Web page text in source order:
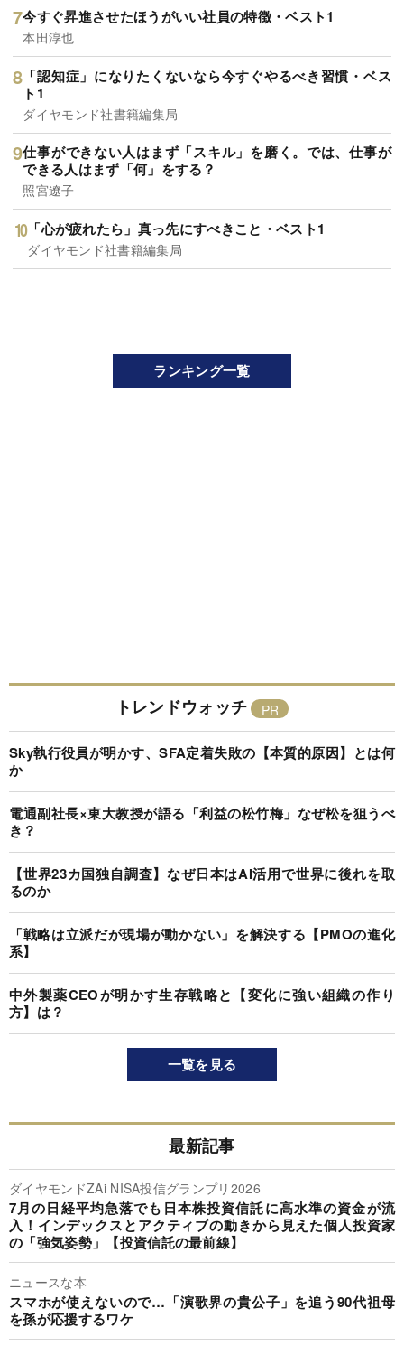
今すぐ昇進させたほうがいい社員の特徴・ベスト1
本田淳也
「認知症」になりたくないなら今すぐやるべき習慣・ベス
ト1
ダイヤモンド社書籍編集局
仕事ができない人はまず「スキル」を磨く。では、仕事が
できる人はまず「何」をする？
照宮遼子
「心が疲れたら」真っ先にすべきこと・ベスト1
ダイヤモンド社書籍編集局
ランキング一覧
トレンドウォッチ
Sky執行役員が明かす、SFA定着失敗の【本質的原因】とは何
か
電通副社長×東大教授が語る「利益の松竹梅」なぜ松を狙うべ
き？
【世界23カ国独自調査】なぜ日本はAI活用で世界に後れを取
るのか
「戦略は立派だが現場が動かない」を解決する【PMOの進化
系】
中外製薬CEOが明かす生存戦略と【変化に強い組織の作り
方】は？
一覧を見る
最新記事
ダイヤモンドZAi NISA投信グランプリ2026
7月の日経平均急落でも日本株投資信託に高水準の資金が流
入！インデックスとアクティブの動きから見えた個人投資家
の「強気姿勢」【投資信託の最前線】
ニュースな本
スマホが使えないので…「演歌界の貴公子」を追う90代祖母
を孫が応援するワケ